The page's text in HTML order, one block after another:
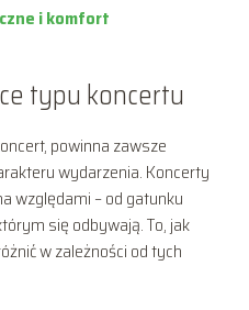
i komfort
typu koncertu
powinna zawsze
wydarzenia. Koncerty
względami – od gatunku
się odbywają. To, jak
w zależności od tych